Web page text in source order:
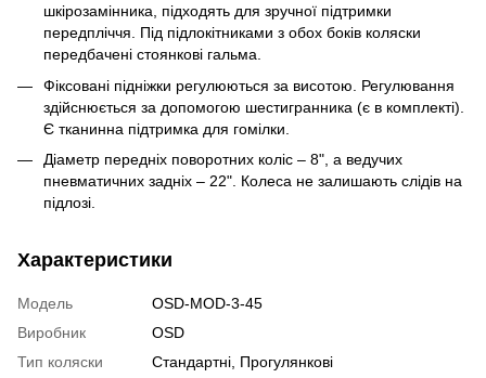
шкірозамінника, підходять для зручної підтримки
передпліччя. Під підлокітниками з обох боків коляски
передбачені стоянкові гальма.
Фіксовані підніжки регулюються за висотою. Регулювання
здійснюється за допомогою шестигранника (є в комплекті).
Є тканинна підтримка для гомілки.
Діаметр передніх поворотних коліс – 8", а ведучих
пневматичних задніх – 22". Колеса не залишають слідів на
підлозі.
Характеристики
Модель
OSD-MOD-3-45
Виробник
OSD
Тип коляски
Стандартні Прогулянкові